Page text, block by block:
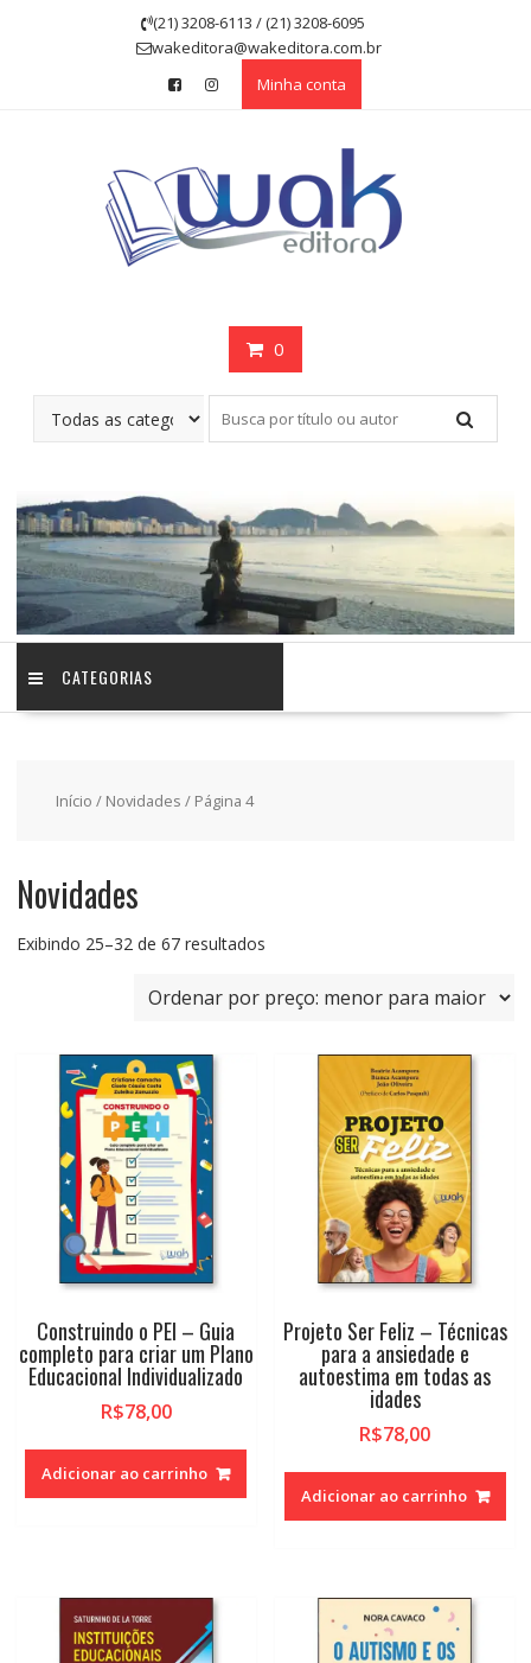
(21) 3208-6113 / (21) 3208-6095
wakeditora@wakeditora.com.br
Minha conta
0
CATEGORIAS
Início / Novidades / Página 4
Novidades
Exibindo 25–32 de 67 resultadosClassificado
preço:
Construindo o PEI – Guia
completo para criar um Plano
Educacional Individualizado
R$78,00
Adicionar ao carrinho
Projeto Ser Feliz – Técnicas
para a ansiedade e
autoestima em todas as
idades
R$78,00
Adicionar ao carrinho